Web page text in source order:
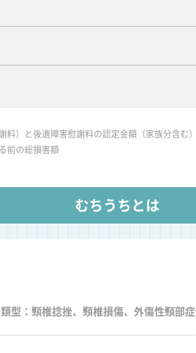
料）と後遺障害慰謝料の認定金額（家族分含む
前の総損害額
むちうちとは
型：頸椎捻挫、頸椎損傷、外傷性頸部